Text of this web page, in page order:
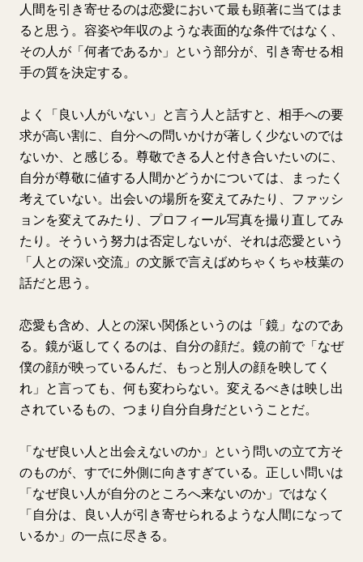
人間を引き寄せるのは恋愛において最も顕著に当てはま
ると思う。容姿や年収のような表面的な条件ではなく、
その人が「何者であるか」という部分が、引き寄せる相
手の質を決定する。
よく「良い人がいない」と言う人と話すと、相手への要
求が高い割に、自分への問いかけが著しく少ないのでは
ないか、と感じる。尊敬できる人と付き合いたいのに、
自分が尊敬に値する人間かどうかについては、まったく
考えていない。出会いの場所を変えてみたり、ファッシ
ョンを変えてみたり、プロフィール写真を撮り直してみ
たり。そういう努力は否定しないが、それは恋愛という
「人との深い交流」の文脈で言えばめちゃくちゃ枝葉の
話だと思う。
恋愛も含め、人との深い関係というのは「鏡」なのであ
る。鏡が返してくるのは、自分の顔だ。鏡の前で「なぜ
僕の顔が映っているんだ、もっと別人の顔を映してく
れ」と言っても、何も変わらない。変えるべきは映し出
されているもの、つまり自分自身だということだ。
「なぜ良い人と出会えないのか」という問いの立て方そ
のものが、すでに外側に向きすぎている。正しい問いは
「なぜ良い人が自分のところへ来ないのか」ではなく
「自分は、良い人が引き寄せられるような人間になって
いるか」の一点に尽きる。